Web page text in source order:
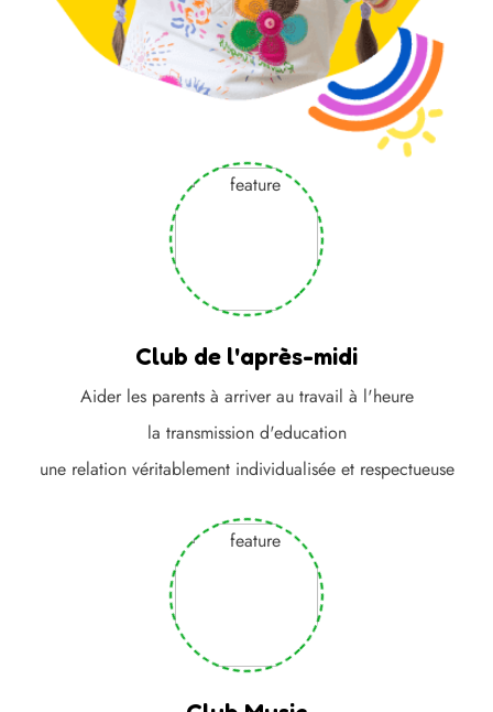
Club de l'après-midi
Aider les parents à arriver au travail à l'heure
la transmission d'education
une relation véritablement individualisée et respectueuse